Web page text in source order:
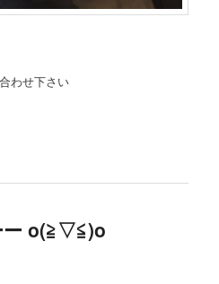
わせ下さい
ー o(≧▽≦)o